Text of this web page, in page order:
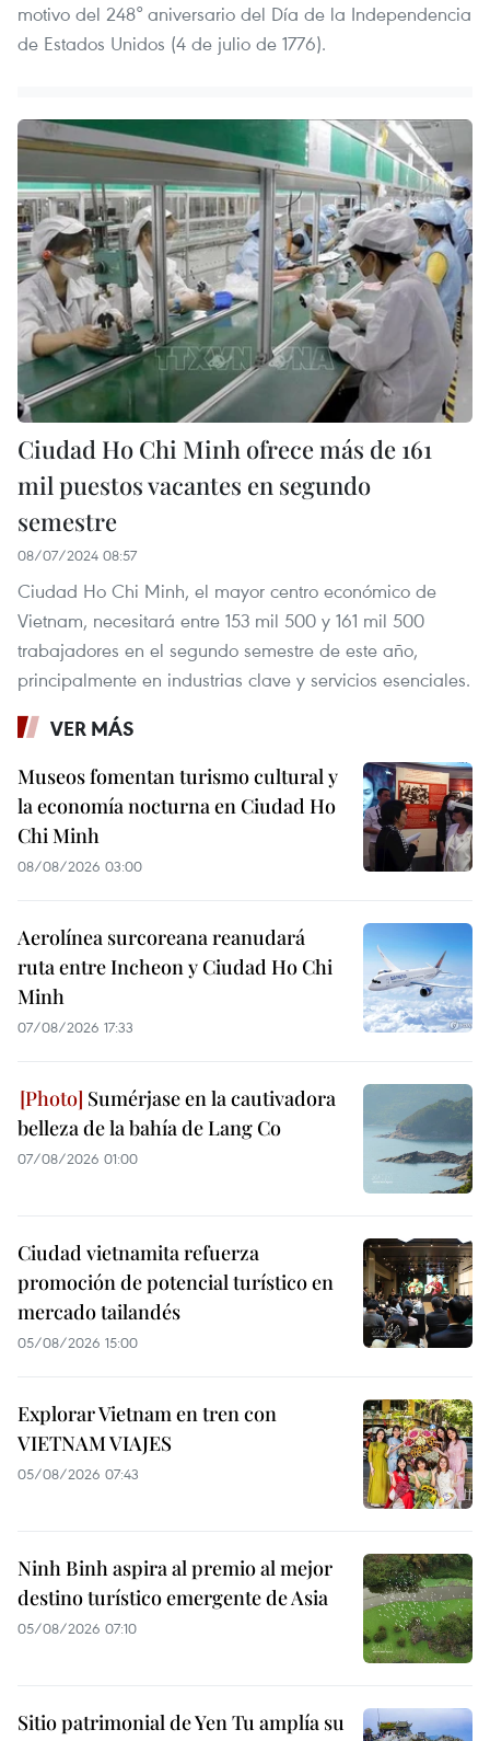
motivo del 248° aniversario del Día de la Independencia
de Estados Unidos (4 de julio de 1776).
Ciudad Ho Chi Minh ofrece más de 161
mil puestos vacantes en segundo
semestre
08/07/2024 08:57
Ciudad Ho Chi Minh, el mayor centro económico de
Vietnam, necesitará entre 153 mil 500 y 161 mil 500
trabajadores en el segundo semestre de este año,
principalmente en industrias clave y servicios esenciales.
VER MÁS
Museos fomentan turismo cultural y
la economía nocturna en Ciudad Ho
Chi Minh
08/08/2026 03:00
Aerolínea surcoreana reanudará
ruta entre Incheon y Ciudad Ho Chi
Minh
07/08/2026 17:33
Sumérjase en la cautivadora
belleza de la bahía de Lang Co
07/08/2026 01:00
Ciudad vietnamita refuerza
promoción de potencial turístico en
mercado tailandés
05/08/2026 15:00
Explorar Vietnam en tren con
VIETNAM VIAJES
05/08/2026 07:43
Ninh Binh aspira al premio al mejor
destino turístico emergente de Asia
05/08/2026 07:10
Sitio patrimonial de Yen Tu amplía su